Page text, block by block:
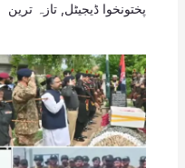
پختونخوا ڈیجیٹل تازہ ترین